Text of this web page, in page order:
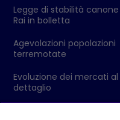
Legge di stabilità canone
Rai in bolletta
Agevolazioni popolazioni
terremotate
Evoluzione dei mercati al
dettaglio